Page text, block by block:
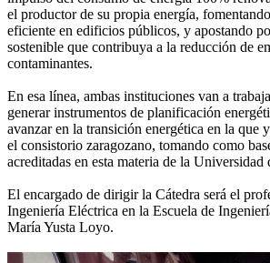
el productor de su propia energía,
eficiente en edificios públicos, y apostando
sostenible que contribuya a la reducción de
contaminantes.
En esa línea, ambas instituciones van a
generar instrumentos de planificación
avanzar en la transición energética en la que
el consistorio zaragozano, tomando como
acreditadas en esta materia de la Universidad
El encargado de dirigir la Cátedra será el
Ingeniería Eléctrica en la Escuela de
María Yusta Loyo.